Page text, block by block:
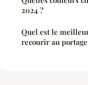
2024 ?
Quel est le
recourir au